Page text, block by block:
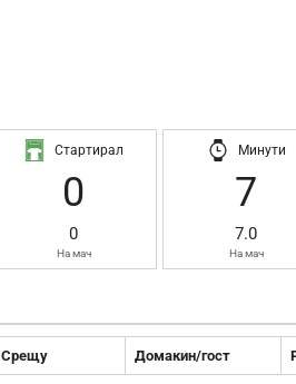
Стартирал
0
0
На мач
Минути
7
7.0
На мач
Срещу Домакин/гост